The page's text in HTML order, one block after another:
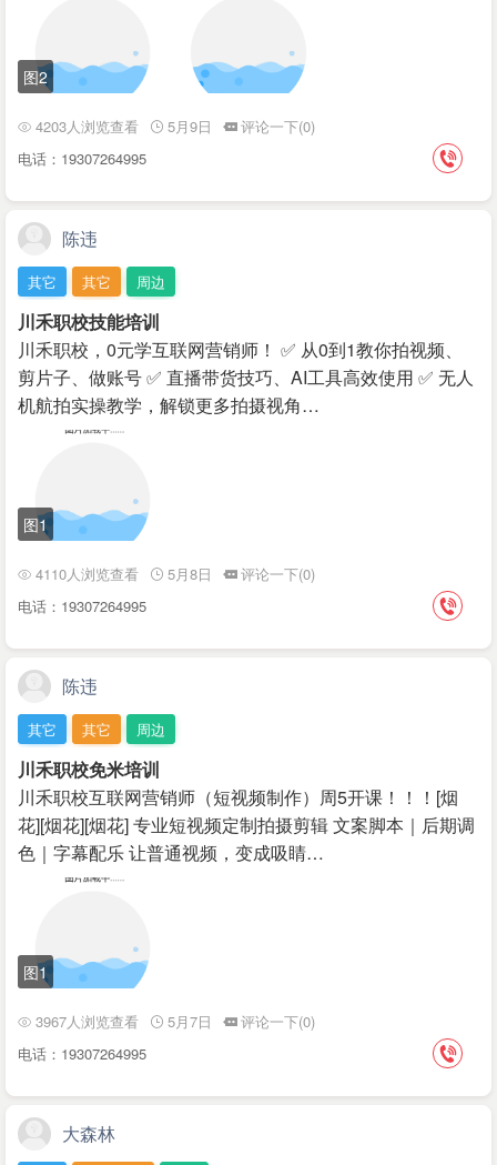
图2
4203人浏览查看 5月9日
评论一下(0)
电话：19307264995
陈违
其它 其它 周边
川禾职校技能培训
川禾职校，0元学互联网营销师！ ✅ 从0到1教你拍视频、
剪片子、做账号 ✅ 直播带货技巧、AI工具高效使用 ✅ 无人
机航拍实操教学，解锁更多拍摄视角…
图1
4110人浏览查看 5月8日
评论一下(0)
电话：19307264995
陈违
其它 其它 周边
川禾职校免米培训
川禾职校互联网营销师（短视频制作）周5开课！！！[烟
花][烟花][烟花] 专业短视频定制拍摄剪辑 文案脚本｜后期调
色｜字幕配乐 让普通视频，变成吸睛…
图1
3967人浏览查看 5月7日
评论一下(0)
电话：19307264995
大森林